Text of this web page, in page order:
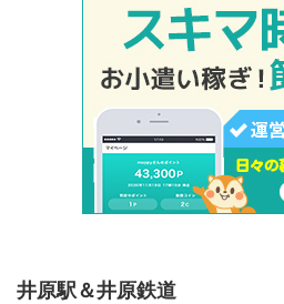
井原駅＆井原鉄道